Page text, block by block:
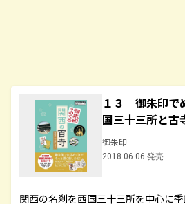
１３ 御朱印で
国三十三所と古
御朱印
2018.06.06 発売
関西の名刹を西国三十三所を中心に